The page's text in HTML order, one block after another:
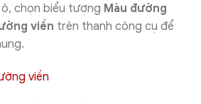
chọn biểu tượng Màu đường
viền trên thanh công cụ để